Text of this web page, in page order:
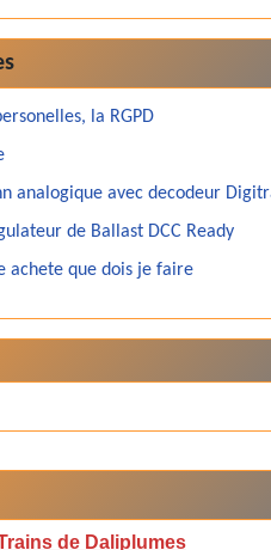
de Daliplumes
la RGPD
analogique avec decodeur
de Ballast DCC Ready
achete que dois je faire